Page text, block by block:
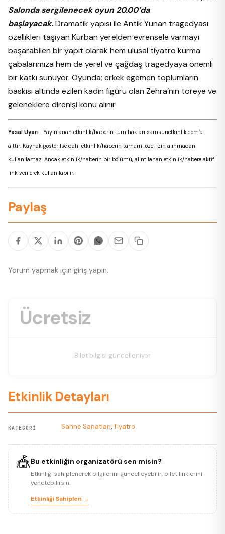
Salonda sergilenecek oyun 20.00’da
başlayacak.Dramatik yapısı ile Antik Yunan tragedyası
özellikleri taşıyan Kurban yerelden evrensele varmayı
başarabilen bir yapıt olarak hem ulusal tiyatro kurma
çabalarımıza hem de yerel ve çağdaş tragedyaya önemli
bir katkı sunuyor. Oyunda; erkek egemen toplumların
baskısı altında ezilen kadın figürü olan Zehra’nın töreye ve
geleneklere direnişi konu alınır.
Yasal Uyarı : Yayınlanan etkinlik/haberin tüm hakları samsunetkinlik.com’a
aittir. Kaynak gösterilse dahi etkinlik/haberin tamamı özel izin alınmadan
kullanılamaz. Ancak etkinlik/haberin bir bölümü, alıntılanan etkinlik/habere aktif
link verilerek kullanılabilir.
Paylaş
Yorum yapmak için giriş yapın.
Ücretsiz
Bilet bilgisi güncelleniyor
Etkinlik Detayları
KATEGORI Sahne Sanatları,Tiyatro
🎪Bu etkinliğin organizatörü sen misin?
Etkinliği sahiplenerek bilgilerini güncelleyebilir, bilet linklerini
yönetebilirsin.
Etkinliği Sahiplen →